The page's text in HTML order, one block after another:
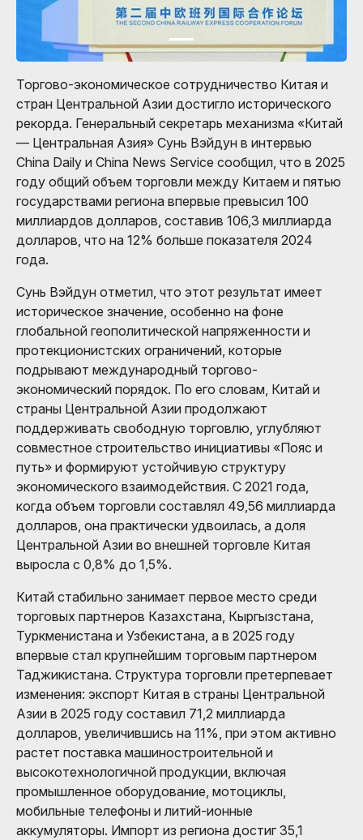
Торгово-экономическое сотрудничество Китая и
стран Центральной Азии достигло исторического
рекорда. Генеральный секретарь механизма «Китай
— Центральная Азия» Сунь Вэйдун в интервью
China Daily и China News Service сообщил, что в 2025
году общий объем торговли между Китаем и пятью
государствами региона впервые превысил 100
миллиардов долларов, составив 106,3 миллиарда
долларов, что на 12% больше показателя 2024
года.
Сунь Вэйдун отметил, что этот результат имеет
историческое значение, особенно на фоне
глобальной геополитической напряженности и
протекционистских ограничений, которые
подрывают международный торгово-
экономический порядок. По его словам, Китай и
страны Центральной Азии продолжают
поддерживать свободную торговлю, углубляют
совместное строительство инициативы «Пояс и
путь» и формируют устойчивую структуру
экономического взаимодействия. С 2021 года,
когда объем торговли составлял 49,56 миллиарда
долларов, она практически удвоилась, а доля
Центральной Азии во внешней торговле Китая
выросла с 0,8% до 1,5%.
Китай стабильно занимает первое место среди
торговых партнеров Казахстана, Кыргызстана,
Туркменистана и Узбекистана, а в 2025 году
впервые стал крупнейшим торговым партнером
Таджикистана. Структура торговли претерпевает
изменения: экспорт Китая в страны Центральной
Азии в 2025 году составил 71,2 миллиарда
долларов, увеличившись на 11%, при этом активно
растет поставка машиностроительной и
высокотехнологичной продукции, включая
промышленное оборудование, мотоциклы,
мобильные телефоны и литий-ионные
аккумуляторы. Импорт из региона достиг 35,1